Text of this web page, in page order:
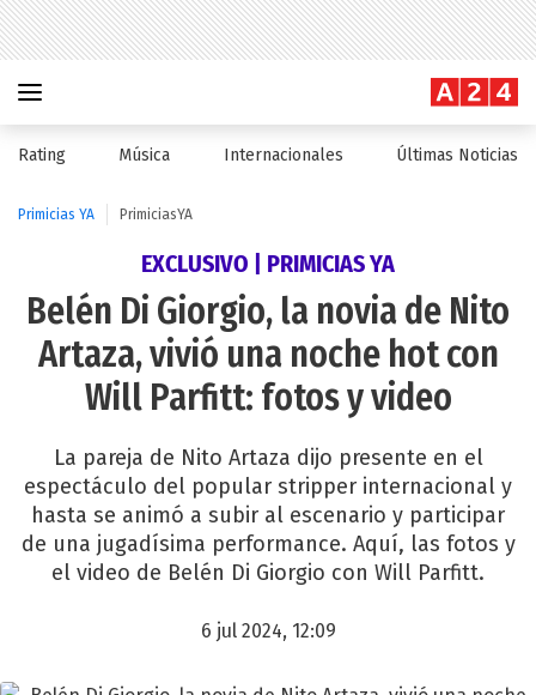
Rating Música Internacionales Últimas Noticias
Primicias YA PrimiciasYA
EXCLUSIVO | PRIMICIAS YA
Belén Di Giorgio, la novia de Nito
Artaza, vivió una noche hot con
Will Parfitt: fotos y video
La pareja de Nito Artaza dijo presente en el
espectáculo del popular stripper internacional y
hasta se animó a subir al escenario y participar
de una jugadísima performance. Aquí, las fotos y
el video de Belén Di Giorgio con Will Parfitt.
6 jul 2024, 12:09